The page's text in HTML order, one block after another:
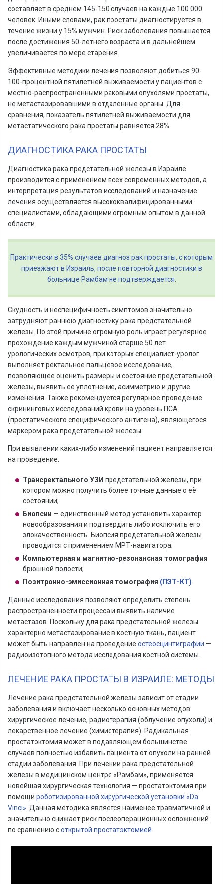
составляет в среднем 145-150 случаев на каждые 100.000
человек. Иными словами, рак простаты диагностируется в
течение жизни у 15% мужчин. Риск заболевания повышается
после достижения 50-летнего возраста и в дальнейшем
увеличивается по мере старения.
Эффективные методики лечения позволяют добиться 90-
100-процентной пятилетней выживаемости у пациентов с
местно-распространенными раковыми опухолями простаты,
не метастазировавшими в отдаленные органы. Для
сравнения, показатель пятилетней выживаемости для
метастатического рака простаты равняется 28%.
ДИАГНОСТИКА РАКА ПРОСТАТЫ
Диагностика рака предстательной железы в Израиле
производится с применением всех современных методов, а
интерпретация результатов исследований и назначение
лечения осуществляется высококвалифицированными
специалистами, обладающими огромным опытом в данной
области.
Практически в 35% случаев диагноз рак простаты, с которым
приезжают в Израиль, после повторной диагностики в
больнице Рамбам не подтверждается.
Скудность и неспецифичность симптомов значительно
затрудняют раннюю диагностику рака предстательной
железы. По этой причине огромную роль играет регулярное
прохождение каждым мужчиной старше 50 лет
урологических осмотров, при которых специалист-уролог
выполняет ректальное пальцевое исследование,
позволяющее оценить размеры и состояние предстательной
железы, выявить её уплотнение, асимметрию и другие
изменения. Также рекомендуется регулярное проведение
скрининговых исследований крови на уровень ПСА
(простатического специфического антигена), являющегося
маркером рака предстательной железы.
При выявлении каких-либо изменений пациент направляется
на проведение:
Трансректального УЗИ предстательной железы, при
котором можно получить более точные данные о её
состоянии;
Биопсии — единственный метод установить характер
новообразования и подтвердить либо исключить его
злокачественность. Биопсия предстательной железы
проводится с применением МРТ-навигатора;
Компьютерная и магнитно-резонансная томография
брюшной полости;
Позитронно-эмиссионная томография (ПЭТ-КТ)
Данные исследования позволяют определить степень
распространённости процесса и выявить наличие
метастазов. Поскольку для рака предстательной железы
характерно метастазирование в костную ткань, пациент
может быть направлен на проведение остеосцинтиграфии —
радиоизотопного метода исследования костной системы.
ЛЕЧЕНИЕ РАКА ПРОСТАТЫ В ИЗРАИЛЕ: МЕТОДЫ
Лечение рака предстательной железы зависит от стадии
заболевания и включает несколько основных методов:
хирургическое лечение, радиотерапия (облучение опухоли) и
лекарственное лечение (химиотерапия). Радикальная
простатэктомия может в подавляющем большинстве
случаев полностью избавить пациента от опухоли на ранней
стадии заболевания. При лечении рака предстательной
железы в медицинском центре «Рамбам», применяется
новейшая хирургическая технология — простатэктомия при
помощи роботизированной хирургической установки «Da
Vinci» . Данная методика является наименее травматичной и
значительно снижает риск послеоперационных осложнений
по сравнению соткрытой простатэктомией